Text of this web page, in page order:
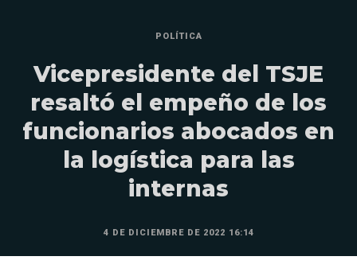
POLÍTICA
Vicepresidente del TSJE
resaltó el empeño de los
funcionarios abocados en
la logística para las
internas
4 DE DICIEMBRE DE 2022 16:14